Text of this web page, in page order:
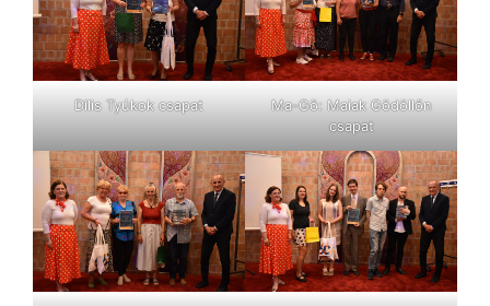
Dilis Tyúkok csapat
Ma-Gö: Maiak Gödöllőn
csapat